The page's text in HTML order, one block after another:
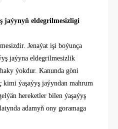
jaýynyň eldegrilmesizligi
Jenaýat işi boýunça
jaýyna eldegrilmesizlik
ýokdur. Kanunda göni
kimi ýaşaýyş jaýyndan mahrum
hereketler bilen ýaşaýyş
adamyň ony goramaga